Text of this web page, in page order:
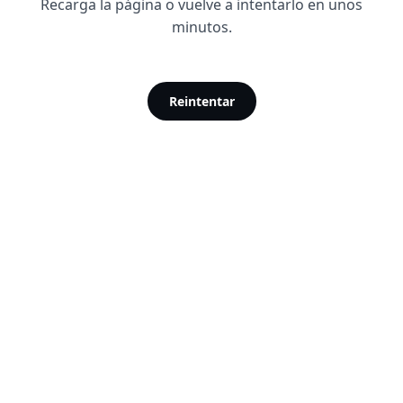
Recarga la página o vuelve a intentarlo en unos
minutos.
Reintentar